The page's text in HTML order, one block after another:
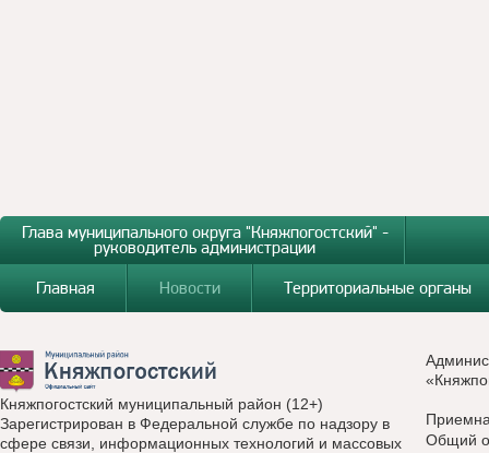
Глава муниципального округа "Княжпогостский" -
руководитель администрации
Главная
Новости Территориальные органы
Княжпогостский муниципальный район (12+)
Зарегистрирован в Федеральной службе по надзору в
сфере связи, информационных технологий и массовых
Общий